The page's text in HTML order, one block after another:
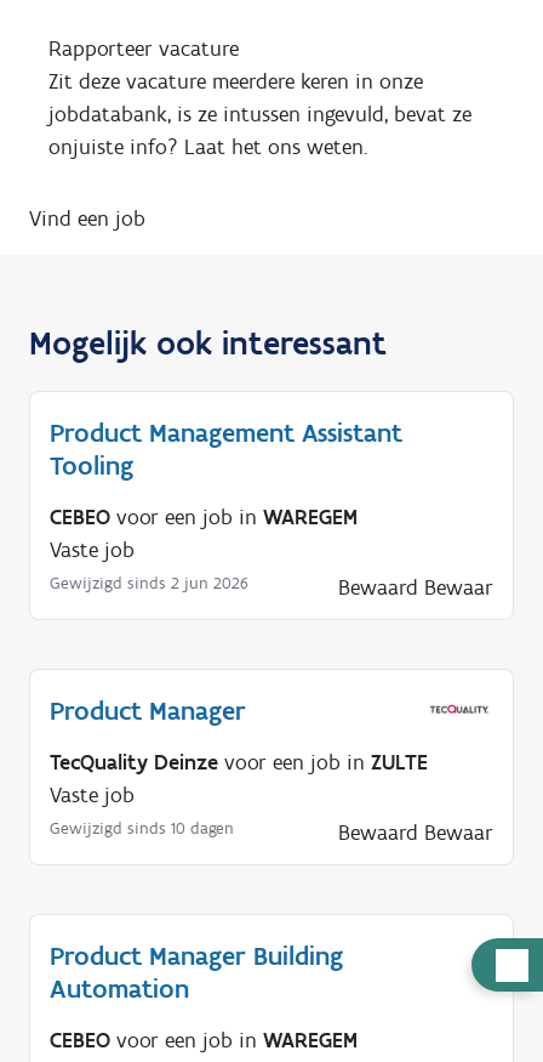
u
Rapporteer vacature
Zit deze vacature meerdere keren in onze
jobdatabank, is ze intussen ingevuld, bevat ze
onjuiste info? Laat het ons weten.
Vind een job
Mogelijk ook interessant
Product Management Assistant
Tooling
CEBEO voor een job in WAREGEM
Vaste job
Gewijzigd sinds 2 jun 2026 Bewaard Bewaar
Product Manager
TecQuality Deinze voor een job in ZULTE
Vaste job
Gewijzigd sinds 10 dagen Bewaard Bewaar
Product Manager Building
Automation
CEBEO voor een job in WAREGEM